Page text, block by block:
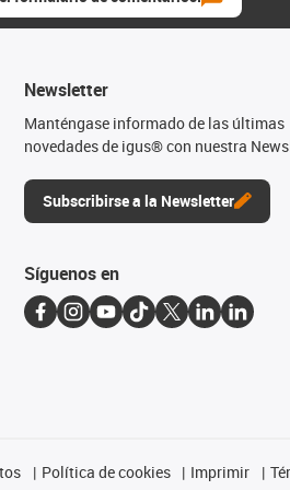
Newsletter
Manténgase informado de las últimas
novedades de igus® con nuestra
Subscribirse a la Newsletter
Síguenos en
Política de cookies Imprimir